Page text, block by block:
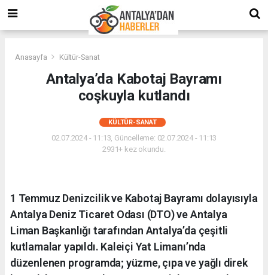
Anasayfa Kültür-Sanat
Antalya’da Kabotaj Bayramı
coşkuyla kutlandı
KÜLTÜR-SANAT
02.07.2024 - 11:13, Güncelleme: 02.07.2024 - 11:13
2931+ kez okundu.
1 Temmuz Denizcilik ve Kabotaj Bayramı dolayısıyla
Antalya Deniz Ticaret Odası (DTO) ve Antalya
Liman Başkanlığı tarafından Antalya’da çeşitli
kutlamalar yapıldı. Kaleiçi Yat Limanı’nda
düzenlenen programda; yüzme, çıpa ve yağlı direk